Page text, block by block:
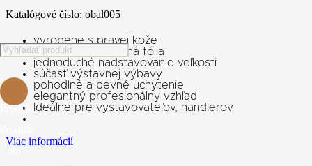
Produkt
bol
Katalógové číslo: obal005
vyrobene s pravej kože
ochranná priehľadná fólia
jednoduché nadstavovanie veľkosti
súčasť výstavnej výbavy
pohodlné a pevné uchytenie
elegantný profesionálny vzhľad
Ideálne pre vystavovateľov, handlerov
Viac informácií